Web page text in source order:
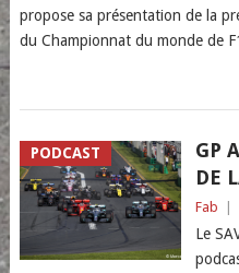
propose sa présentation de la
du Championnat du monde de
PODCAST
GP
DE
Fab
Le